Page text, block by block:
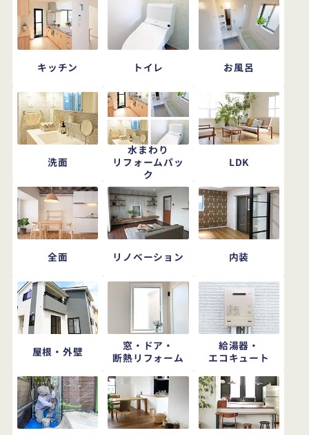
キッチン トイレ お風呂
洗面
水まわり
リフォームパッ
ク
LDK
全面 リノベーション 内装
屋根・外壁
窓・ドア・
断熱リフォーム
給湯器・
エコキュート